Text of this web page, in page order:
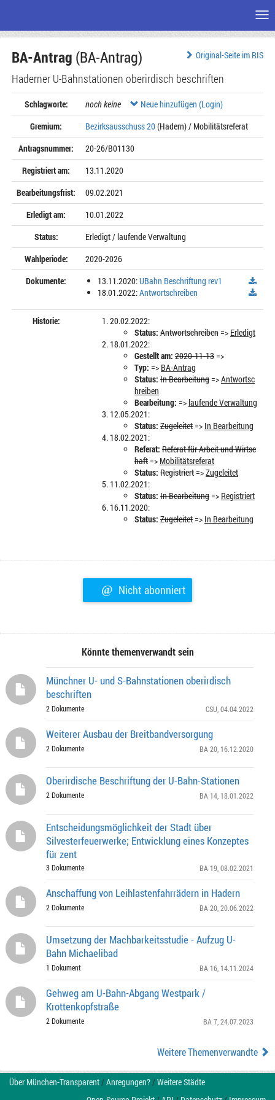
Seiteninhalt
Original-Seite im RIS
BA-Antrag (BA-Antrag)
Haderner U-Bahnstationen oberirdisch beschriften
Schlagworte: noch keine
Neue hinzufügen (Login)
Gremium:
Bezirksausschuss 20(Hadern) / Mobilitätsreferat
Antragsnummer:
20-26/B01130
Registriert am:
13.11.2020
Bearbeitungsfrist:
09.02.2021
Erledigt am:
10.01.2022
Status:
Erledigt / laufende Verwaltung
Wahlperiode:
2020-2026
Dokumente:
13.11.2020:UBahn Beschriftung rev1
18.01.2022:Antwortschreiben
Historie:
20.02.2022:
Status: Antwortschreiben=> Erledigt
18.01.2022:
Gestellt am: 2020-11-13=>
Typ: => BA-Antrag
Status: In Bearbeitung=>Antwortsc
hreiben
Bearbeitung: =>laufende Verwaltung
12.05.2021:
Status: Zugeleitet=> In Bearbeitung
18.02.2021:
Referat: Referat für Arbeit und Wirtsc
haft=> Mobilitätsreferat
Status: Registriert=>Zugeleitet
11.02.2021:
Status: In Bearbeitung=> Registriert
16.11.2020:
Status: Zugeleitet=> In Bearbeitung
@ Nicht abonniert
Könnte themenverwandt sein
Münchner U- und S-Bahnstationen oberirdisch
beschriften
2 Dokumente CSU , 04.04.2022
Weiterer Ausbau der Breitbandversorgung
2 Dokumente BA 20 , 16.12.2020
Oberirdische Beschriftung der U-Bahn-Stationen
2 Dokumente BA 14 , 18.01.2022
Entscheidungsmöglichkeit der Stadt über
Silvesterfeuerwerke; Entwicklung eines Konzeptes
für zent
3 Dokumente BA 19 , 08.02.2021
Anschaffung von Leihlastenfahrrädern in Hadern
2 Dokumente BA 20 , 20.06.2022
Umsetzung der Machbarkeitsstudie - Aufzug U-
Bahn Michaelibad
1 Dokument BA 16 , 14.11.2024
Gehweg am U-Bahn-Abgang Westpark /
Krottenkopfstraße
2 Dokumente BA 7 , 24.07.2023
Weitere Themenverwandte
Über München-Transparent/Anregungen?/Weitere Städte